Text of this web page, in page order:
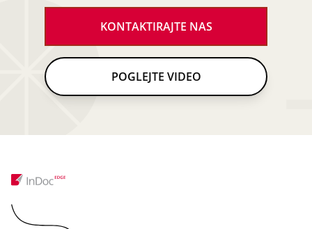
KONTAKTIRAJTE NAS
POGLEJTE VIDEO